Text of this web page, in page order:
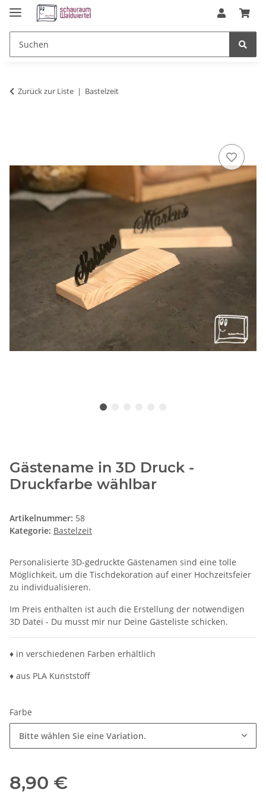
Zurück zur Liste Bastelzeit
Gästename in 3D Druck -
Druckfarbe wählbar
Artikelnummer: 58
Kategorie: Bastelzeit
Personalisierte 3D-gedruckte Gästenamen sind eine tolle
Möglichkeit, um die Tischdekoration auf einer Hochzeitsfeier
zu individualisieren.
Im Preis enthalten ist auch die Erstellung der notwendigen
3D Datei - Du musst mir nur Deine Gästeliste schicken.
♦ in verschiedenen Farben erhältlich
♦ aus PLA Kunststoff
Farbe
Bitte wählen Sie eine Variation.
8,90 €